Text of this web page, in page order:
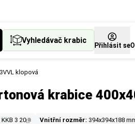
Vyhledávač krabic
Přihlásit se
klopová
krabice
3 20 Vnitřní rozměr: 394x394x188